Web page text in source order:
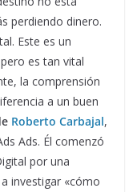
perdiendo dinero.
Este es un
es tan vital
la comprensión
a un buen
Roberto Carbajal,
Ads. Él comenzó
por una
investigar «cómo